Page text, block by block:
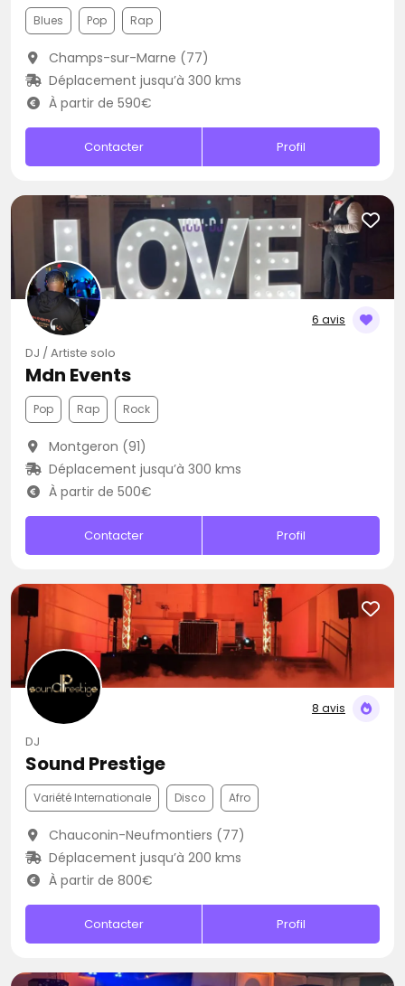
Blues Pop Rap
Champs-sur-Marne (77)
Déplacement jusqu’à 300 kms
À partir de 590€
Contacter Profil
6 avis
DJ / Artiste solo
Mdn Events
Pop Rap Rock
Montgeron (91)
Déplacement jusqu’à 300 kms
À partir de 500€
Contacter Profil
8 avis
DJ
Sound Prestige
Variété Internationale Disco Afro
Chauconin-Neufmontiers (77)
Déplacement jusqu’à 200 kms
À partir de 800€
Contacter Profil